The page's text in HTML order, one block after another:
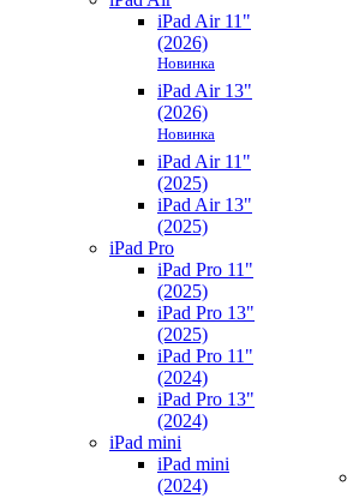
iPad Air 11"
(2026)
Новинка
iPad Air 13"
(2026)
Новинка
iPad Air 11"
(2025)
iPad Air 13"
(2025)
iPad Pro
iPad Pro 11"
(2025)
iPad Pro 13"
(2025)
iPad Pro 11"
(2024)
iPad Pro 13"
(2024)
iPad mini
iPad mini
(2024)